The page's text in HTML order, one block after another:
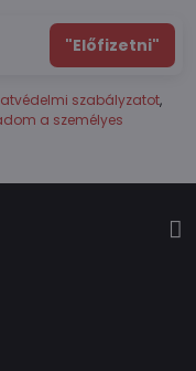
"Előfizetni"
szabályzatot,
a személyes